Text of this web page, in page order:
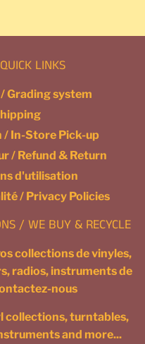
LINKS
Grading system
/ In-Store Pick-up
/ Refund & Return
d'utilisation
/ Privacy Policies
/ WE BUY & RECYCLE
collections de vinyles,
radios, instruments de
nous
collections, turntables,
and more...